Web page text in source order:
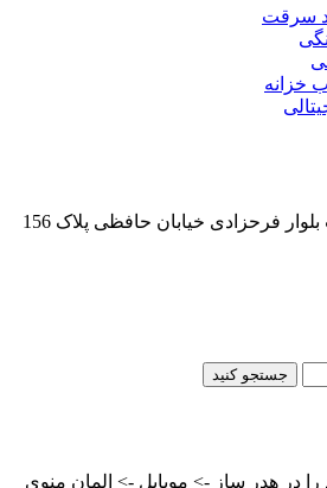
سرقت
خزانه
فرحزادی خیابان حافظی پلاک 156
جستجو کنید
در هدر ساز -> موبایل -> المان منوی